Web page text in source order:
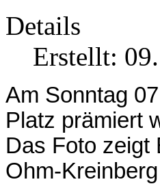
Details
Erstellt:
Am Sonntag
Platz prämiert
Das Foto zeigt
Ohm-